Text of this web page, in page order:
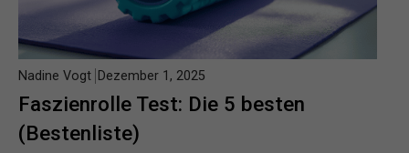
Faszienrolle Test: Die 5 besten
(Bestenliste)
Nadine Vogt Dezember 1, 2025